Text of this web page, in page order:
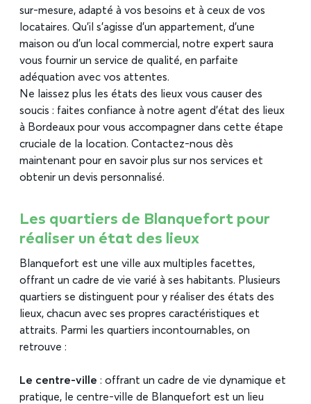
sur-mesure, adapté à vos besoins et à ceux de vos
locataires. Qu’il s’agisse d’un appartement, d’une
maison ou d’un local commercial, notre expert saura
vous fournir un service de qualité, en parfaite
adéquation avec vos attentes.
Ne laissez plus les états des lieux vous causer des
soucis : faites confiance à notre agent d’état des lieux
à Bordeaux pour vous accompagner dans cette étape
cruciale de la location. Contactez-nous dès
maintenant pour en savoir plus sur nos services et
obtenir un devis personnalisé.
Les quartiers de Blanquefort pour
réaliser un état des lieux
Blanquefort est une ville aux multiples facettes,
offrant un cadre de vie varié à ses habitants. Plusieurs
quartiers se distinguent pour y réaliser des états des
lieux, chacun avec ses propres caractéristiques et
attraits. Parmi les quartiers incontournables, on
retrouve :
Le centre-ville : offrant un cadre de vie dynamique et
pratique, le centre-ville de Blanquefort est un lieu